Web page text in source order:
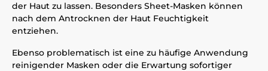
der Haut zu lassen. Besonders Sheet-Masken können
nach dem Antrocknen der Haut Feuchtigkeit
entziehen.
Ebenso problematisch ist eine zu häufige Anwendung
reinigender Masken oder die Erwartung sofortiger